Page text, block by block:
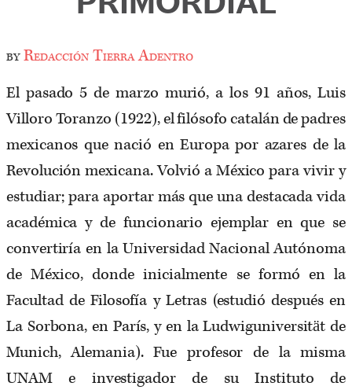
byRedacción Tierra Adentro
El pasado 5 de marzo murió, a los 91 años, Luis
Villoro Toranzo (1922), el filósofo catalán de padres
mexicanos que nació en Europa por azares de la
Revolución mexicana. Volvió a México para vivir y
estudiar; para aportar más que una destacada vida
académica y de funcionario ejemplar en que se
convertiría en la Universidad Nacional Autónoma
de México, donde inicialmente se formó en la
Facultad de Filosofía y Letras (estudió después en
La Sorbona, en París, y en la Ludwiguniversität de
Munich, Alemania). Fue profesor de la misma
UNAM e investigador de su Instituto de